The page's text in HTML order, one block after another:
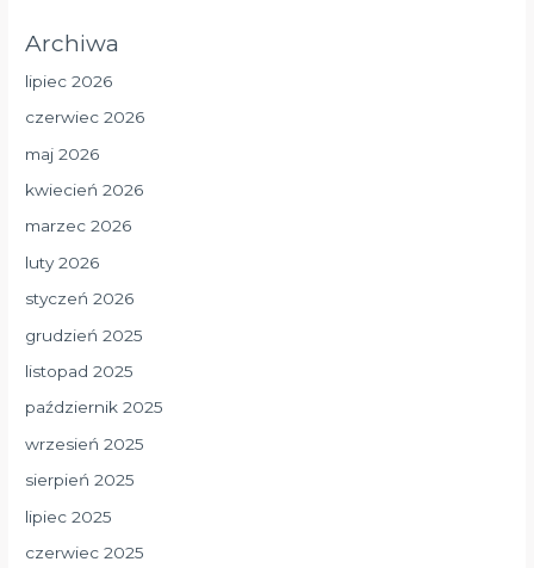
Archiwa
lipiec 2026
czerwiec 2026
maj 2026
kwiecień 2026
marzec 2026
luty 2026
styczeń 2026
grudzień 2025
listopad 2025
październik 2025
wrzesień 2025
sierpień 2025
lipiec 2025
czerwiec 2025